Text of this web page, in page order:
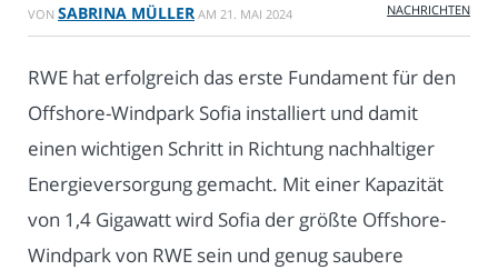
VON SABRINA MÜLLER AM 21. MAI 2024 NACHRICHTEN
RWE hat erfolgreich das erste Fundament für den
Offshore-Windpark Sofia installiert und damit
einen wichtigen Schritt in Richtung nachhaltiger
Energieversorgung gemacht. Mit einer Kapazität
von 1,4 Gigawatt wird Sofia der größte Offshore-
Windpark von RWE sein und genug saubere